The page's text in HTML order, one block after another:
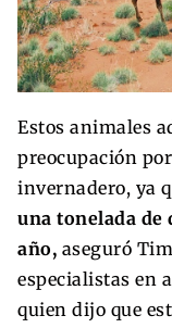
Estos animales
preocupación
invernadero, ya
una tonelada de
año, aseguró
especialistas en
quien dijo que